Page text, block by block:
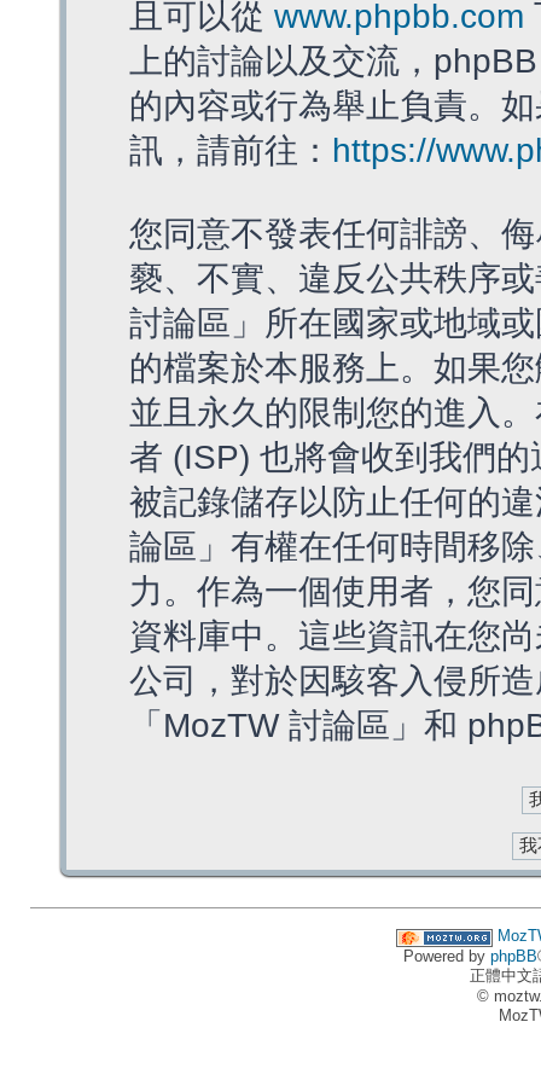
且可以從 www.phpbb.com
上的討論以及交流，
的內容或行為舉止負責。
訊，請前往： https://
您同意不發表任何誹謗、
褻、不實、違反公共秩序
討論區」所在國家或地域
的檔案於本服務上。如果
並且永久的限制您的進入
者 (ISP) 也將會收到我們
被記錄儲存以防止任何的
論區」有權在任何時間移
力。作為一個使用者，您
資料庫中。這些資訊在您
公司，對於因駭客入侵所
「MozTW 討論區」和
Powered by phpBB
正體中文
©